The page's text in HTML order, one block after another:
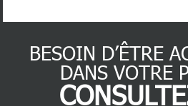
BESOIN D’ÊTRE
DANS VOTRE